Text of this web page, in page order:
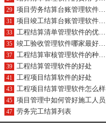
29 项目劳务结算台账管理软件的显著优势与独特功能
31 项目竣工结算台账管理软件：优缺点分析，功能特点详解
33 工程结算清单管理软件的优势揭秘与功能特色
35 竣工验收管理软件哪家最好用？功能、价格全解析
37 工程结算审核管理软件的种类与采购建议？
39 工程结算管理软件的好处
41 工程项目结算软件的好处
43 工程项目结算管理软件怎么样
45 项目管理中如何管好施工人员
47 劳务完工结算列表